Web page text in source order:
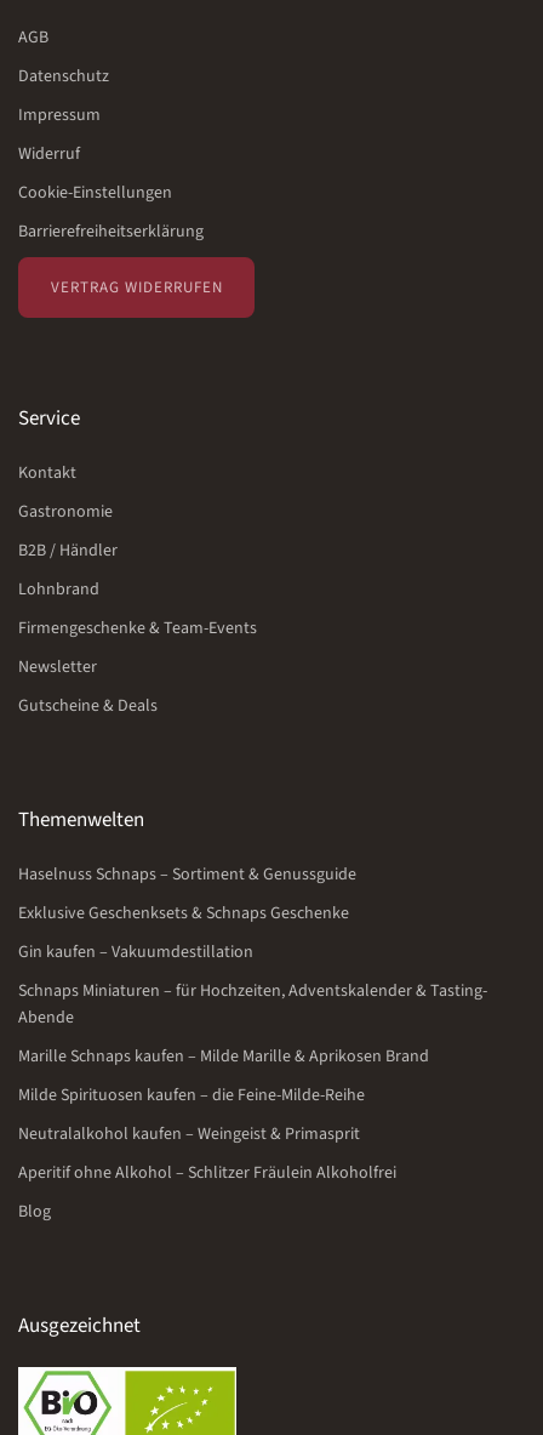
AGB
Datenschutz
Impressum
Widerruf
Cookie-Einstellungen
Barrierefreiheitserklärung
VERTRAG WIDERRUFEN
Service
Kontakt
Gastronomie
B2B / Händler
Lohnbrand
Firmengeschenke & Team-Events
Newsletter
Gutscheine & Deals
Themenwelten
Haselnuss Schnaps – Sortiment & Genussguide
Exklusive Geschenksets & Schnaps Geschenke
Gin kaufen – Vakuumdestillation
Schnaps Miniaturen – für Hochzeiten, Adventskalender & Tasting-
Abende
Marille Schnaps kaufen – Milde Marille & Aprikosen Brand
Milde Spirituosen kaufen – die Feine-Milde-Reihe
Neutralalkohol kaufen – Weingeist & Primasprit
Aperitif ohne Alkohol – Schlitzer Fräulein Alkoholfrei
Blog
Ausgezeichnet